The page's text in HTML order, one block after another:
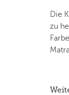
Die
zu